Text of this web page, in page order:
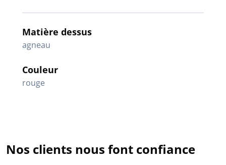
Matière dessus
agneau
Couleur
rouge
Nos clients nous font confiance